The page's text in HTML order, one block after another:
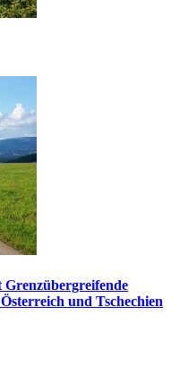
Grenzübergreifende
und Tschechien